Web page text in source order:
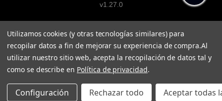
v1.27.0
Utilizamos cookies (y otras tecnologías similares) para
recopilar datos a fin de mejorar su experiencia de compra.Al
utilizar nuestro sitio web, acepta la recopilación de datos tal y
como se describe en Política de privacidad.
Configuración Rechazar todo Aceptar todas